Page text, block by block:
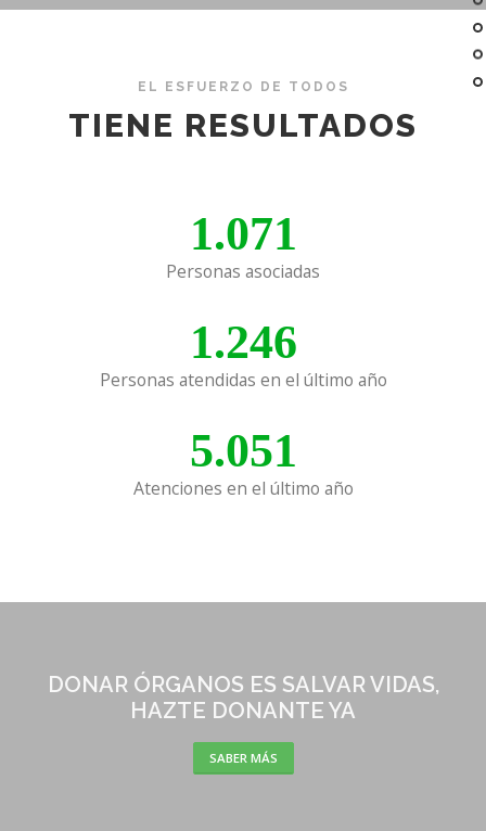
EL ESFUERZO DE TODOS
TIENE RESULTADOS
1.071
Personas asociadas
1.246
Personas atendidas en el último año
5.051
Atenciones en el último año
DONAR ÓRGANOS ES SALVAR VIDAS,
HAZTE DONANTE YA
SABER MÁS